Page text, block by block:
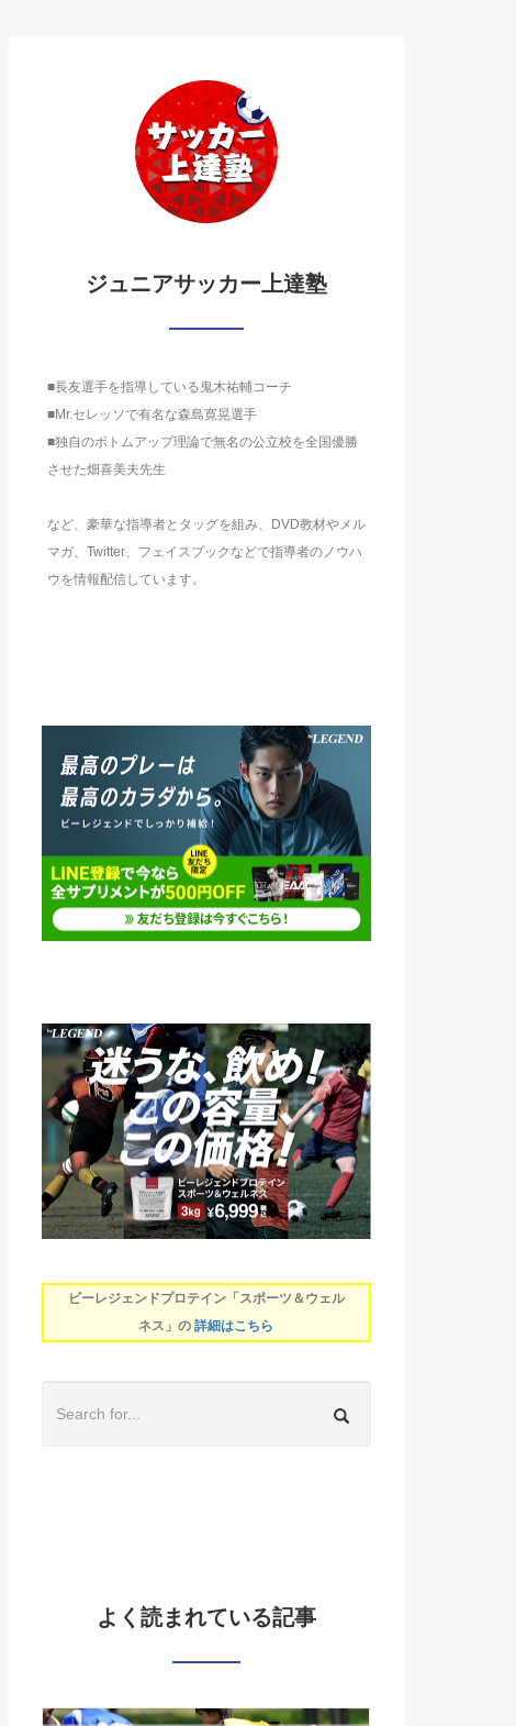
ジュニアサッカー上達塾
■長友選手を指導している鬼木祐輔コーチ
■Mr.セレッソで有名な森島寛晃選手
■独自のボトムアップ理論で無名の公立校を全国優勝
させた畑喜美夫先生
など、豪華な指導者とタッグを組み、DVD教材やメル
マガ、Twitter、フェイスブックなどで指導者のノウハ
ウを情報配信しています。
ビーレジェンドプロテイン「スポーツ＆ウェル
ネス」の詳細はこちら
よく読まれている記事